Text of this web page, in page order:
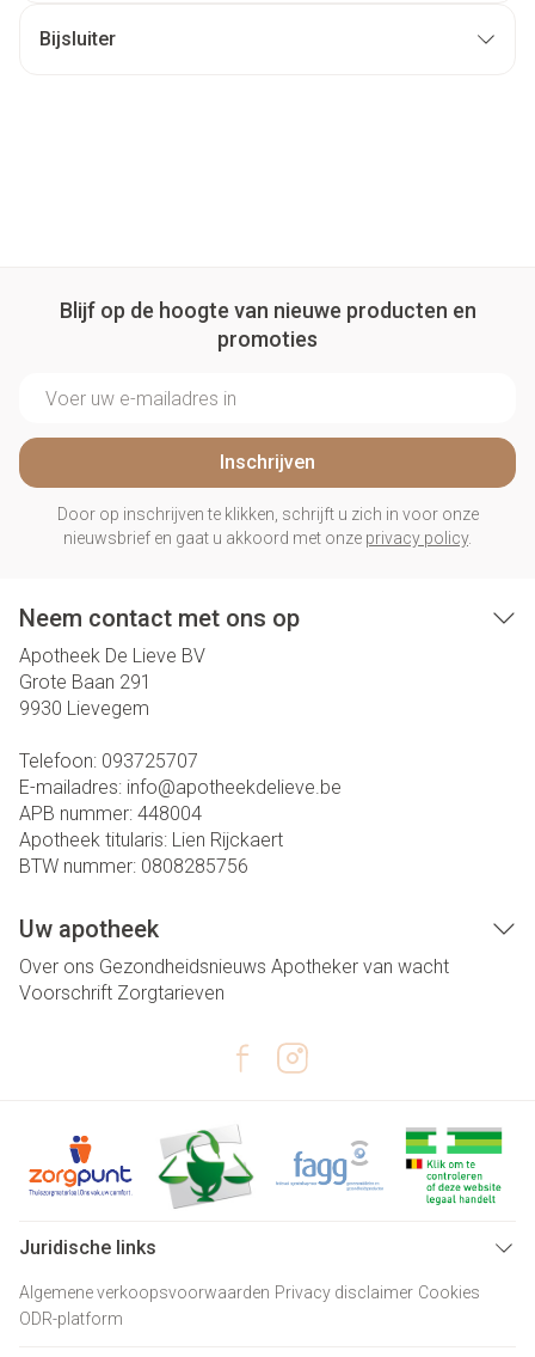
Bijsluiter
Blijf op de hoogte van nieuwe producten en
promoties
Inschrijven
Door op inschrijven te klikken, schrijft u zich in voor onze
nieuwsbrief en gaat u akkoord met onze privacy policy.
Neem contact met ons op
Apotheek De Lieve BV
Grote Baan 291
9930 Lievegem
Telefoon: 093725707
E-mailadres: info@apotheekdelieve.be
APB nummer: 448004
Apotheek titularis: Lien Rijckaert
BTW nummer: 0808285756
Uw apotheek
Over ons Gezondheidsnieuws Apotheker van wacht
Voorschrift Zorgtarieven
Juridische links
Algemene verkoopsvoorwaarden Privacy disclaimer Cookies
ODR-platform